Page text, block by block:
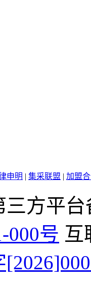
申明 | 集采联盟 | 加盟
方平
000号 互